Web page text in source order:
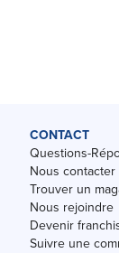
CONTACT
Questions-
Nous contacter
Trouver un
Nous rejoindre
Devenir
Suivre une